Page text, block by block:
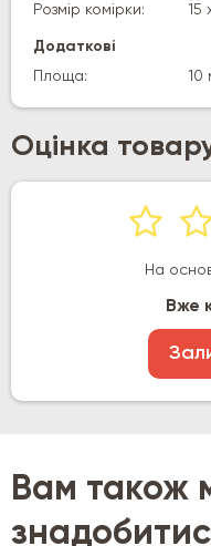
Розмір комірки:
15
Додаткові
Площа:
10
Оцінка
На
Вже
Вам також